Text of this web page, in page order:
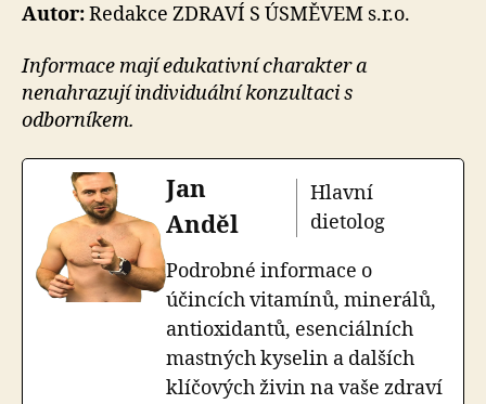
Autor:Redakce ZDRAVÍ S ÚSMĚVEM s.r.o.
Informace mají edukativní charakter a
nenahrazují individuální konzultaci s
odborníkem.
Jan
Anděl
Hlavní
dietolog
Podrobné informace o
účincích vitamínů, minerálů,
antioxidantů, esenciálních
mastných kyselin a dalších
klíčových živin na vaše zdraví